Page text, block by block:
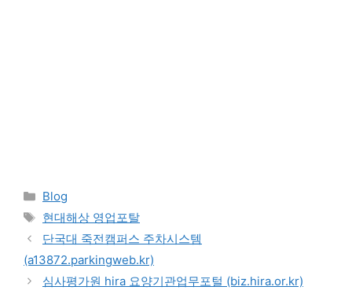
Categories
Blog
Tags
현대해상 영업포탈
단국대 죽전캠퍼스 주차시스템
(a13872.parkingweb.kr)
심사평가원 hira 요양기관업무포털 (biz.hira.or.kr)